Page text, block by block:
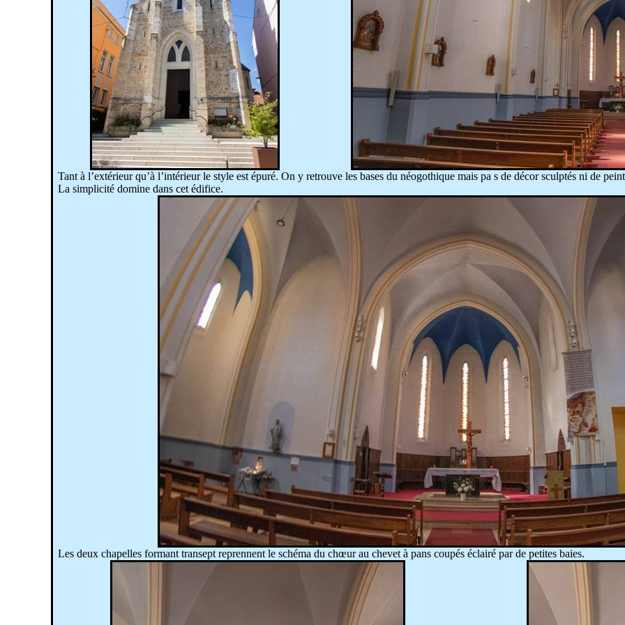
Tant à l’extérieur qu’à l’intérieur le style est épuré. On y retrouve les bases du néogothique mais pa s de décor sculptés ni de
La simplicité domine dans cet édifice.
Les deux chapelles formant transept reprennent le schéma du chœur au chevet à pans coupés éclairé par de petites baies.